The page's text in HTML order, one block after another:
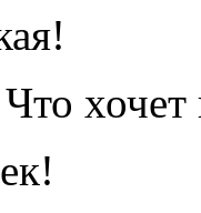
Что хочет